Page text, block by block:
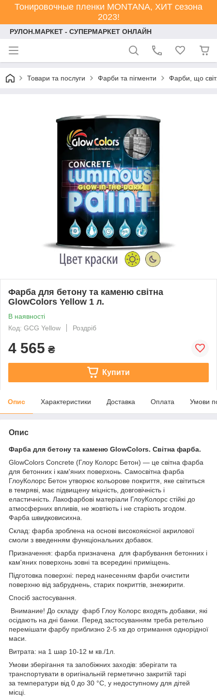
Тонировочные пленки MONTANA, ХИТ сезона
2023!
РУЛОН.МАРКЕТ - СУПЕРМАРКЕТ ОНЛАЙН
Товари та послуги Фарби та пігменти Фарби, що
Фарба для бетону та каменю світна
GlowColors Yellow 1 л.
В наявності
Код: GCG Yellow
Роздріб
4 565 ₴
Купити
Опис Характеристики Доставка Оплата Умови
Опис
Фарба для бетону та каменю GlowColors. Світна фарба.
GlowColors Concrete (Глоу Колорс Бетон) — це світна фарба
для бетонних і кам'яних поверхонь. Самосвітна фарба
ГлоуКолорс Бетон утворює кольорове покриття, яке світиться
в темряві, має підвищену міцність, довговічність і
еластичність. Лакофарбові матеріали ГлоуКолорс стійкі до
атмосферних впливів, не жовтіють і не старіють згодом.
Фарба швидковисихна.
Склад: фарба зроблена на основі високоякісної акрилової
смоли з введенням функціональних добавок.
Призначення: фарба призначена для фарбування бетонних і
кам'яних поверхонь зовні та всередині приміщень.
Підготовка поверхні: перед нанесенням фарби очистити
поверхню від забруднень, старих покриттів, знежирити.
Спосіб застосування.
Внимание! До складу фарб Глоу Колорс входять добавки, які
осідають на дні банки. Перед застосуванням треба ретельно
перемішати фарбу приблизно 2-5 хв до отримання однорідної
маси.
Витрата: на 1 шар 10-12 м кв./1л.
Умови зберігання та запобіжних заходів: зберігати та
транспортувати в оригінальній герметично закритій тарі
за температури від 0 до 30 °C, у недоступному для дітей
місці.